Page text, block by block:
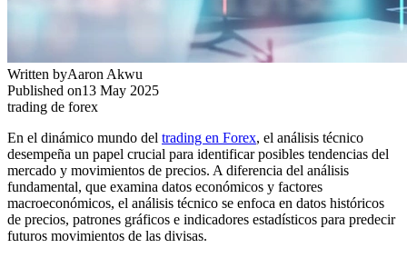
Written byAaron Akwu
Published on13 May 2025
trading de forex
En el dinámico mundo del trading en Forex, el análisis técnico
desempeña un papel crucial para identificar posibles tendencias del
mercado y movimientos de precios. A diferencia del análisis
fundamental, que examina datos económicos y factores
macroeconómicos, el análisis técnico se enfoca en datos históricos
de precios, patrones gráficos e indicadores estadísticos para predecir
futuros movimientos de las divisas.